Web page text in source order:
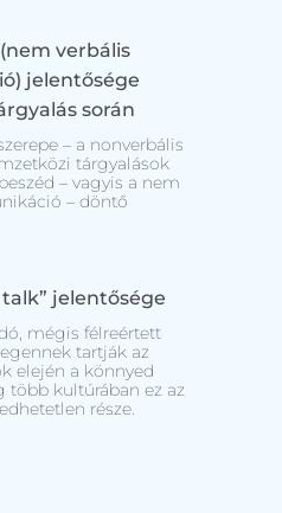
verbális
jelentősége
során
– a nonverbális
tárgyalások
– vagyis a nem
– döntő
talk” jelentősége
mégis félreértett
tartják az
elején a könnyed
több kultúrában ez az
része.